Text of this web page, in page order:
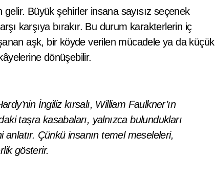
gelir. Büyük şehirler insana sayısız seçenek
karşıya bırakır. Bu durum karakterlerin iç
aşk, bir köyde verilen mücadele ya da küçük
dönüşebilir.
İngiliz kırsalı, William Faulkner’ın
taşra kasabaları, yalnızca bulundukları
anlatır. Çünkü insanın temel meseleleri,
gösterir.